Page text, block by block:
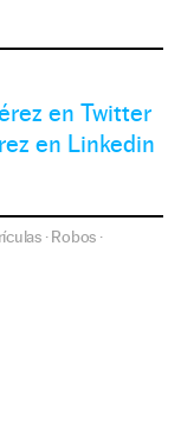
en Twitter
en Linkedin
·Robos ·